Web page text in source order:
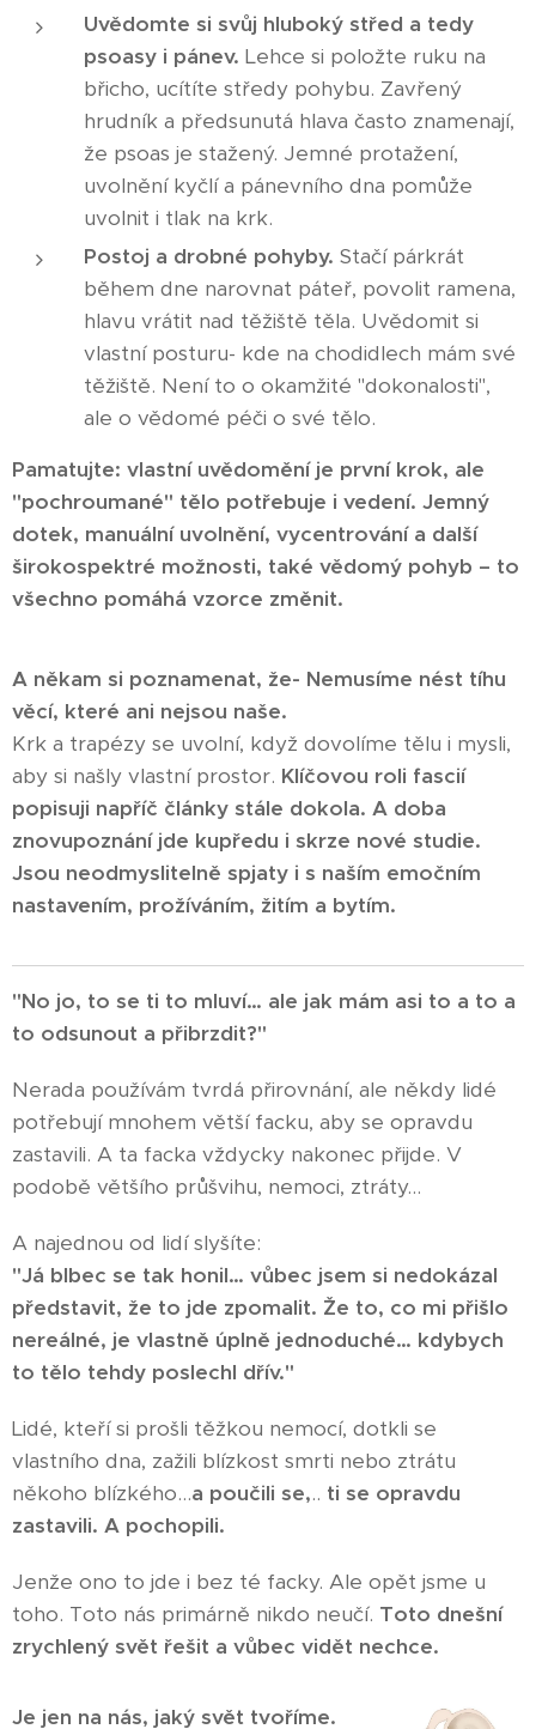
Uvědomte si svůj hluboký střed a tedy
psoasy i pánev. Lehce si položte ruku na
břicho, ucítíte středy pohybu. Zavřený
hrudník a předsunutá hlava často znamenají,
že psoas je stažený. Jemné protažení,
uvolnění kyčlí a pánevního dna pomůže
uvolnit i tlak na krk.
Postoj a drobné pohyby. Stačí párkrát
během dne narovnat páteř, povolit ramena,
hlavu vrátit nad těžiště těla. Uvědomit si
vlastní posturu- kde na chodidlech mám své
těžiště. Není to o okamžité "dokonalosti",
ale o vědomé péči o své tělo.
Pamatujte: vlastní uvědomění je první krok, ale
"pochroumané" tělo potřebuje i vedení. Jemný
dotek, manuální uvolnění, vycentrování a další
širokospektré možnosti, také vědomý pohyb – to
všechno pomáhá vzorce změnit.
A někam si poznamenat, že- Nemusíme nést tíhu
věcí, které ani nejsou naše.
Krk a trapézy se uvolní, když dovolíme tělu i mysli,
aby si našly vlastní prostor. Klíčovou roli fascií
popisuji napříč články stále dokola. A doba
znovupoznání jde kupředu i skrze nové studie.
Jsou neodmyslitelně spjaty i s naším emočním
nastavením, prožíváním, žitím a bytím.
"No jo, to se ti to mluví… ale jak mám asi to a to a
to odsunout a přibrzdit?"
Nerada používám tvrdá přirovnání, ale někdy lidé
potřebují mnohem větší facku, aby se opravdu
zastavili. A ta facka vždycky nakonec přijde. V
podobě většího průšvihu, nemoci, ztráty...
A najednou od lidí slyšíte:
"Já blbec se tak honil… vůbec jsem si nedokázal
představit, že to jde zpomalit. Že to, co mi přišlo
nereálné, je vlastně úplně jednoduché… kdybych
to tělo tehdy poslechl dřív."
Lidé, kteří si prošli těžkou nemocí, dotkli se
vlastního dna, zažili blízkost smrti nebo ztrátu
někoho blízkého…a poučili se,.. ti se opravdu
zastavili. A pochopili.
Jenže ono to jde i bez té facky. Ale opět jsme u
toho. Toto nás primárně nikdo neučí. Toto dnešní
zrychlený svět řešit a vůbec vidět nechce.
Je jen na nás, jaký svět tvoříme.